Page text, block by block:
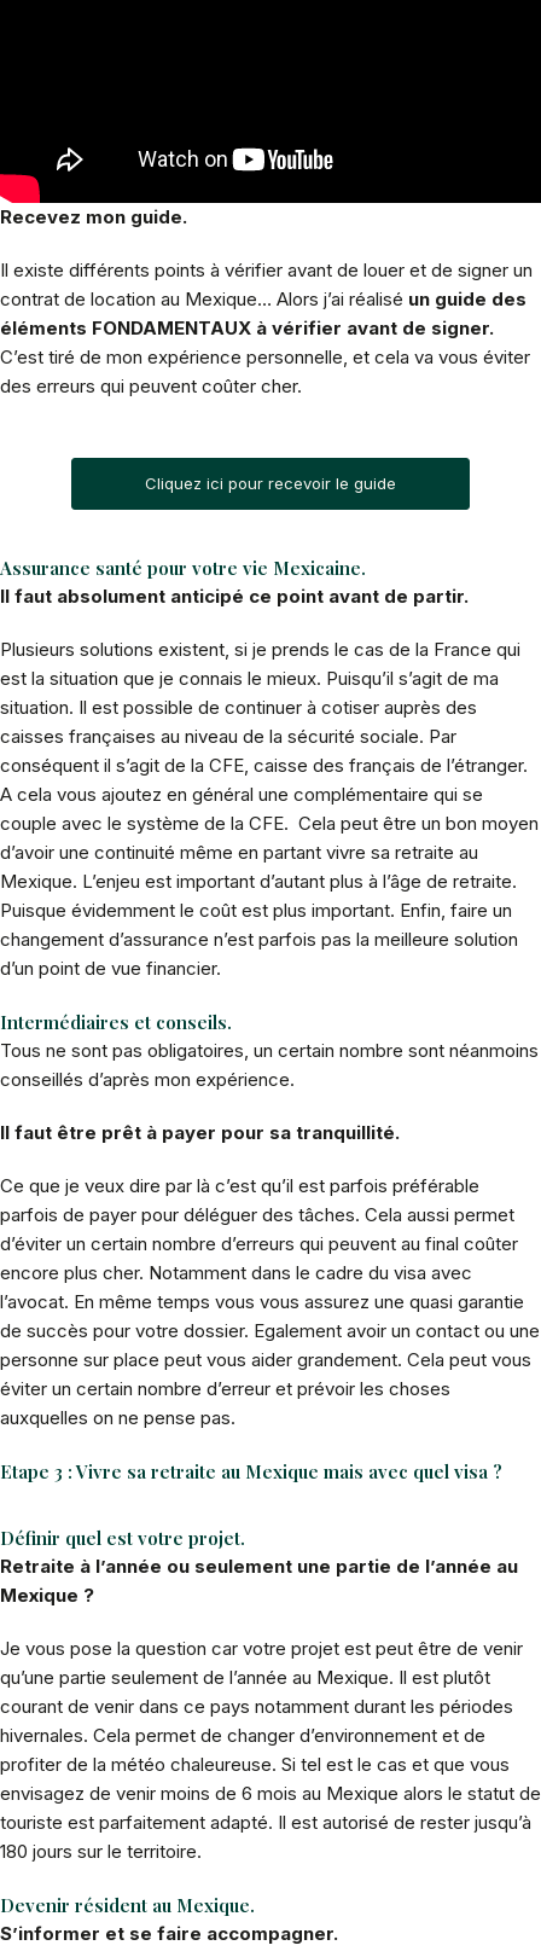
Recevez mon guide.
Il existe différents points à vérifier avant de louer et de signer un
contrat de location au Mexique… Alors j’ai réalisé un guide des
éléments FONDAMENTAUX à vérifier avant de signer.
C’est tiré de mon expérience personnelle, et cela va vous éviter
des erreurs qui peuvent coûter cher.
Cliquez ici pour recevoir le guide
Assurance santé pour votre vie Mexicaine.
Il faut absolument anticipé ce point avant de partir.
Plusieurs solutions existent, si je prends le cas de la France qui
est la situation que je connais le mieux. Puisqu’il s’agit de ma
situation. Il est possible de continuer à cotiser auprès des
caisses françaises au niveau de la sécurité sociale. Par
conséquent il s’agit de la CFE, caisse des français de l’étranger.
A cela vous ajoutez en général une complémentaire qui se
couple avec le système de la CFE. Cela peut être un bon moyen
d’avoir une continuité même en partant vivre sa retraite au
Mexique. L’enjeu est important d’autant plus à l’âge de retraite.
Puisque évidemment le coût est plus important. Enfin, faire un
changement d’assurance n’est parfois pas la meilleure solution
d’un point de vue financier.
Intermédiaires et conseils.
Tous ne sont pas obligatoires, un certain nombre sont néanmoins
conseillés d’après mon expérience.
Il faut être prêt à payer pour sa tranquillité.
Ce que je veux dire par là c’est qu’il est parfois préférable
parfois de payer pour déléguer des tâches. Cela aussi permet
d’éviter un certain nombre d’erreurs qui peuvent au final coûter
encore plus cher. Notamment dans le cadre du visa avec
l’avocat. En même temps vous vous assurez une quasi garantie
de succès pour votre dossier. Egalement avoir un contact ou une
personne sur place peut vous aider grandement. Cela peut vous
éviter un certain nombre d’erreur et prévoir les choses
auxquelles on ne pense pas.
Etape 3 : Vivre sa retraite au Mexique mais avec quel visa ?
Définir quel est votre projet.
Retraite à l’année ou seulement une partie de l’année au
Mexique ?
Je vous pose la question car votre projet est peut être de venir
qu’une partie seulement de l’année au Mexique. Il est plutôt
courant de venir dans ce pays notamment durant les périodes
hivernales. Cela permet de changer d’environnement et de
profiter de la météo chaleureuse. Si tel est le cas et que vous
envisagez de venir moins de 6 mois au Mexique alors le statut de
touriste est parfaitement adapté. Il est autorisé de rester jusqu’à
180 jours sur le territoire.
Devenir résident au Mexique.
S’informer et se faire accompagner.